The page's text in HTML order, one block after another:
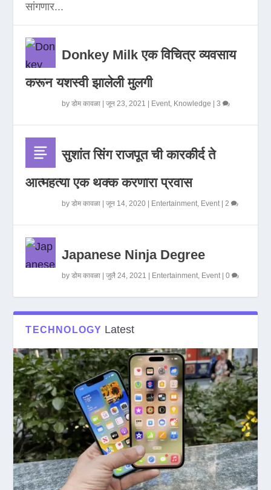
सांगणार...
Donkey Milk एक विचित्र व्यवसाय
करून यशस्वी झालेली मुलगी
byडोम कावळा |जून 23, 2021 Event, Knowledge |3
सुशांत सिंग राजपूत ची कारकीर्द ते
आत्महत्या एक थक्क करणारा प्रवास
byडोम कावळा |जून 14, 2020 Entertainment, Event|2
Japanese Ninja Degree
byडोम कावळा |जुलै 24, 2021 Entertainment, Event|0
TECHNOLOGY Latest